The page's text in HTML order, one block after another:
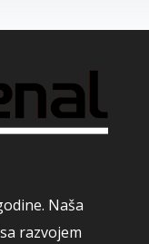
Naša
razvojem